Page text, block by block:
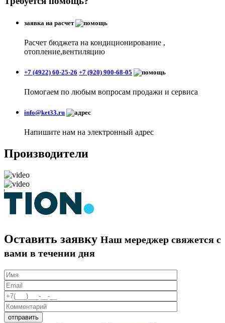
заявка на расчет
Расчет бюджета на кондиционирование ,
отопление,вентиляцию
+7 (4922) 60-25-26 +7 (920) 900-68-05
Помогаем по любым вопросам продажи и сервиса
info@ket33.ru
Напишите нам на электронный адрес
Производители
Оставить заявку Наш мереджер свяжется с
вами в течении дня